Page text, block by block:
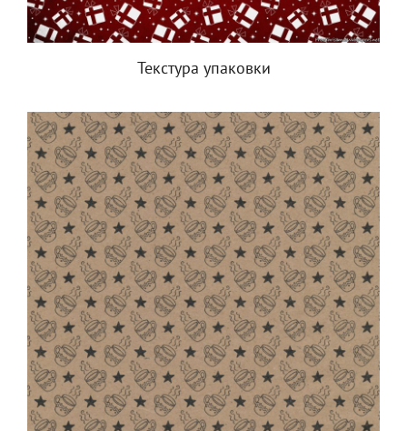
Текстура упаковки